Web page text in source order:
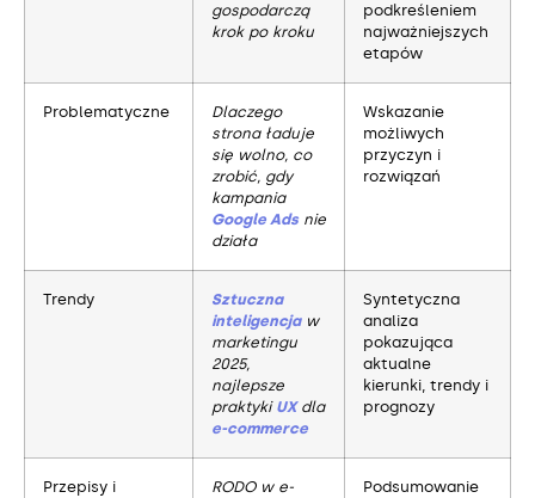
gospodarczą
krok po kroku
podkreśleniem
najważniejszych
etapów
Problematyczne
Dlaczego
strona ładuje
się wolno, co
zrobić, gdy
kampania
Google Adsnie
działa
Wskazanie
możliwych
przyczyn i
rozwiązań
Trendy
Sztuczna
inteligencjaw
marketingu
2025,
najlepsze
praktyki UXdla
e-commerce
Syntetyczna
analiza
pokazująca
aktualne
kierunki, trendy i
prognozy
Przepisy i
RODO w e-
Podsumowanie